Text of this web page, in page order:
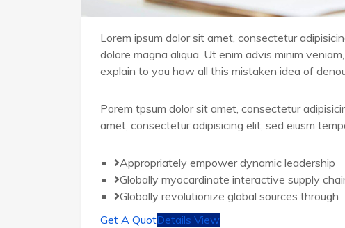
Lorem ipsum dolor sit amet, consectetur
dolore magna aliqua. Ut enim advis minim
explain to you how all this mistaken idea of
Porem tpsum dolor sit amet, consectetur
amet, consectetur adipisicing elit, sed eiusm
Appropriately empower dynamic leadership
Globally myocardinate interactive supply
Globally revolutionize global sources through
Get A QuotDetails View